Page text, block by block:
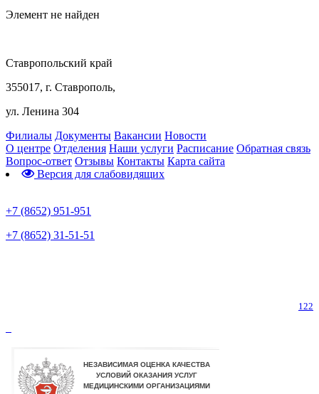
Элемент не найден
Ставропольский край
355017, г. Ставрополь,
ул. Ленина 304
Филиалы Документы Вакансии Новости
О центре Отделения Наши услуги Расписание Обратная связь
Вопрос-ответ Отзывы Контакты Карта сайта
Версия для слабовидящих
+7 (8652) 951-951
+7 (8652) 31-51-51
122